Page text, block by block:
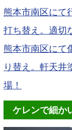
熊本市南区にて
打ち替え。適切
熊本市南区にて
り替え。軒天井
場！
ケレンで細か